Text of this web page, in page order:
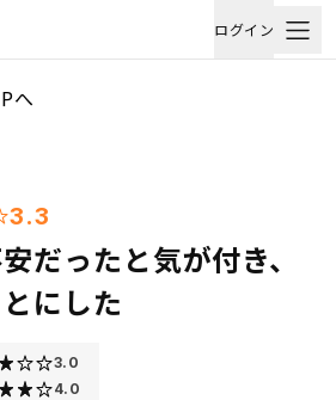
ログイン
へ
3.3
だったと気が付き、
にした
3.0
4.0